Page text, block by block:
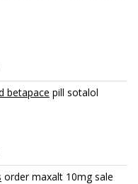
betapace pill sotalol
order maxalt 10mg sale